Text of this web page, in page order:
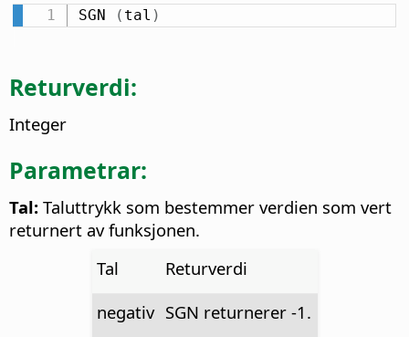
SGN ( tal )
Returverdi:
Integer
Parametrar:
Tal: Taluttrykk som bestemmer verdien som vert
returnert av funksjonen.
Tal
Returverdi
negativ SGN returnerer -1.